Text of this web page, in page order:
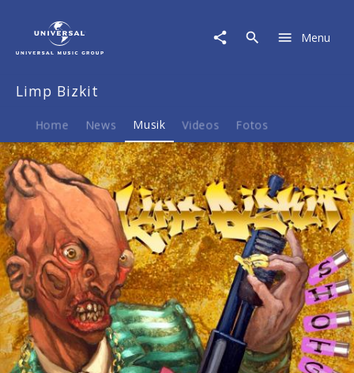
Musik
Shotgun
Menu
Limp Bizkit
Home News Musik Videos Fotos